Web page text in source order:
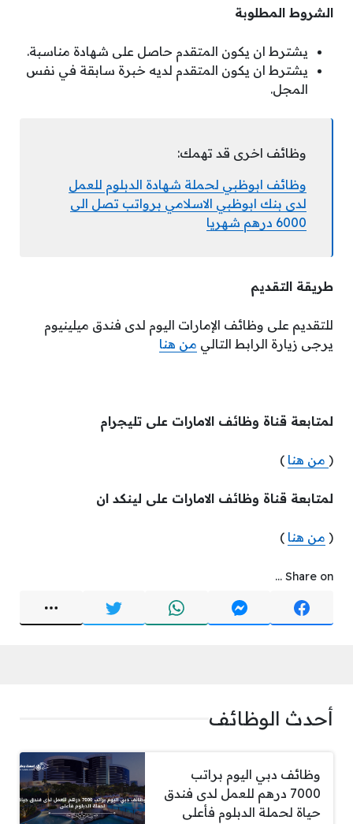
الشروط المطلوبة
يشترط ان يكون المتقدم حاصل على شهادة مناسبة.
يشترط ان يكون المتقدم لديه خبرة سابقة في نفس
المجل.
وظائف اخرى قد تهمك:
وظائف ابوظبي لحملة شهادة الدبلوم للعمل
لدى بنك ابوظبي الاسلامي برواتب تصل الى
6000 درهم شهريا
طريقة التقديم
للتقديم على وظائف الإمارات اليوم لدى فندق ميلينيوم
يرجى زيارة الرابط التالي من هنا
لمتابعة قناة وظائف الامارات على تليجرام
( من هنا )
لمتابعة قناة وظائف الامارات على لينكد ان
( من هنا )
Share on ...
أحدث الوظائف
وظائف دبي اليوم براتب
7000 درهم للعمل لدى فندق
حياة لحملة الدبلوم فأعلى